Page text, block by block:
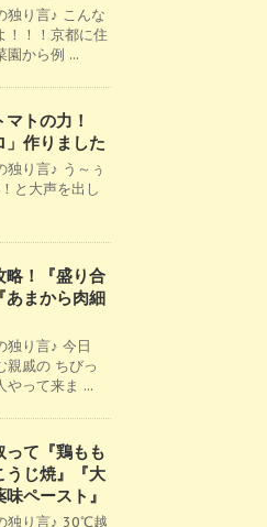
独り言♪ こんな
！！！京都に住
園から例 ...
トの力！
」作りました
独り言♪ う～ぅ
と大声を出し
略！『盛り合
あまから肉細
独り言♪ 今日
親戚の ちびっ
やって来ま ...
って『鶏もも
うじ焼』『大
ペースト』
独り言♪ 30℃越